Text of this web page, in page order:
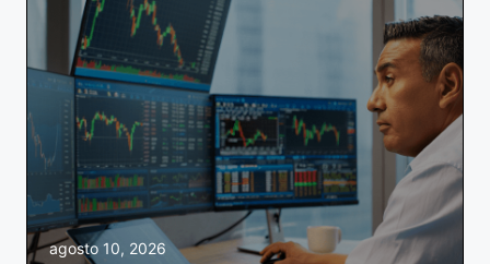
agosto 10, 2026